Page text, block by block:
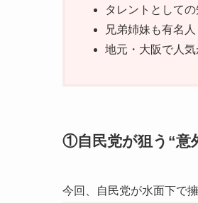
タレントとして
兄弟姉妹も有名人
地元・大阪で人気
①自民党が狙う“意
今回、自民党が水面下で